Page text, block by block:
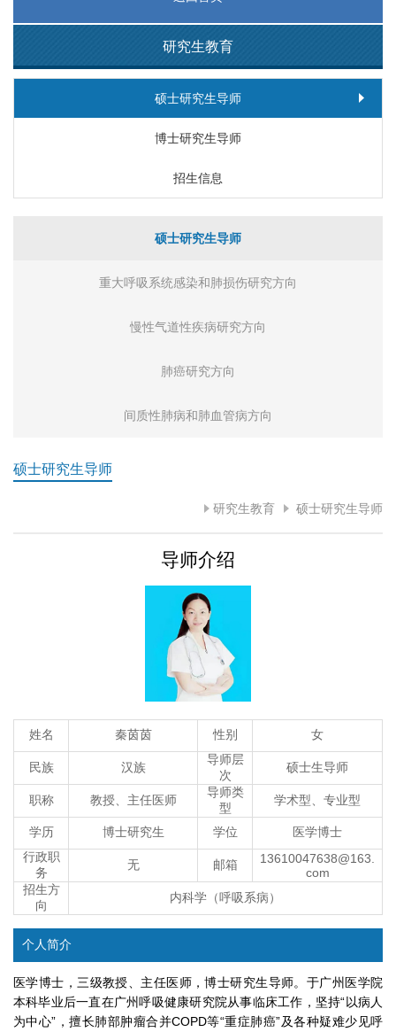
研究生教育
硕士研究生导师
博士研究生导师
招生信息
硕士研究生导师
重大呼吸系统感染和肺损伤研究方向
慢性气道性疾病研究方向
肺癌研究方向
间质性肺病和肺血管病方向
硕士研究生导师
研究生教育 硕士研究生导师
导师介绍
姓名 秦茵茵 性别 女
民族 汉族
导师层
次
硕士生导师
职称 教授、主任医师
导师类
型
学术型、专业型
学历 博士研究生 学位
医学博士
行政职
务
无 邮箱
13610047638@163.
com
招生方
向
内科学（呼吸系病）
个人简介
医学博士，三级教授、主任医师，博士研究生导师。于广州医学院
本科毕业后一直在广州呼吸健康研究院从事临床工作，坚持“以病人
为中心”，擅长肺部肿瘤合并COPD等“重症肺癌”及各种疑难少见呼